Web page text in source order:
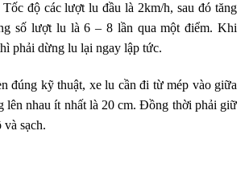
độ các lượt lu đầu là 2km/h, sau đó tăng
số lượt lu là 6 – 8 lần qua một điểm. Khi
phải dừng lu lại ngay lập tức.
đúng kỹ thuật, xe lu cần đi từ mép vào giữa
lên nhau ít nhất là 20 cm. Đồng thời phải giữ
sạch.